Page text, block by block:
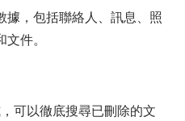
，包括聯絡人、訊息、照
件。
可以徹底搜尋已刪除的文